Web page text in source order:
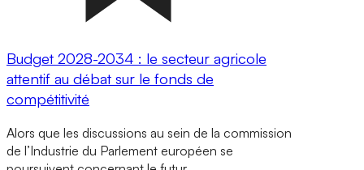
Budget 2028-2034 : le secteur agricole
attentif au débat sur le fonds de
compétitivité
Alors que les discussions au sein de la commission
de l’Industrie du Parlement européen se